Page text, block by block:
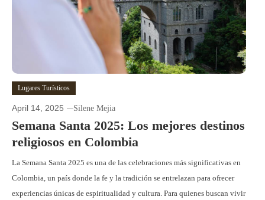
Lugares Turísticos
April 14, 2025 Silene Mejia
Semana Santa 2025: Los mejores destinos
religiosos en Colombia
​La Semana Santa 2025 es una de las celebraciones más significativas en
Colombia, un país donde la fe y la tradición se entrelazan para ofrecer
experiencias únicas de espiritualidad y cultura. Para quienes buscan vivir